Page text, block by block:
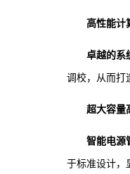
高性能计
卓越的系
调校，从而打
超大容量
智能电源
于标准设计，